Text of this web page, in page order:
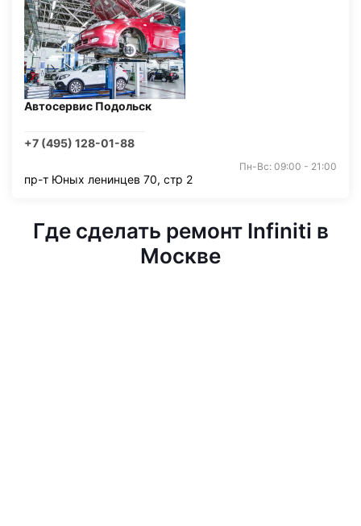
Автосервис Подольск
+7 (495) 128-01-88
Пн-Вс: 09:00 - 21:00
пр-т Юных ленинцев 70, стр 2
Где сделать ремонт Infiniti в
Москве